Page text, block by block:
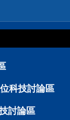
科技討論區
討論區